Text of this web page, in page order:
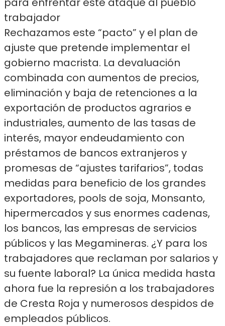
trabajador
Rechazamos este “pacto” y el plan de
ajuste que pretende implementar el
gobierno macrista. La devaluación
combinada con aumentos de precios,
eliminación y baja de retenciones a la
exportación de productos agrarios e
industriales, aumento de las tasas de
interés, mayor endeudamiento con
préstamos de bancos extranjeros y
promesas de “ajustes tarifarios”, todas
medidas para beneficio de los grandes
exportadores, pools de soja, Monsanto,
hipermercados y sus enormes cadenas,
los bancos, las empresas de servicios
públicos y las Megamineras. ¿Y para los
trabajadores que reclaman por salarios y
su fuente laboral? La única medida hasta
ahora fue la represión a los trabajadores
de Cresta Roja y numerosos despidos de
empleados públicos.